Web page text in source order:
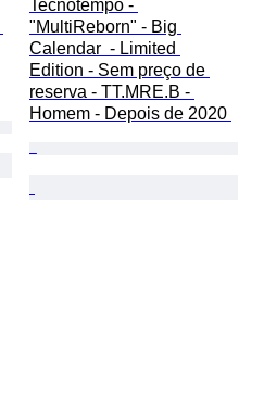
Tecnotempo -
"MultiReborn" - Big
Calendar  - Limited
Edition - Sem preço de
reserva - TT.MRE.B -
Homem - Depois de 2020